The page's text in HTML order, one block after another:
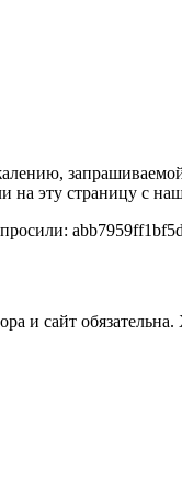
на эту страницу с
и сайт